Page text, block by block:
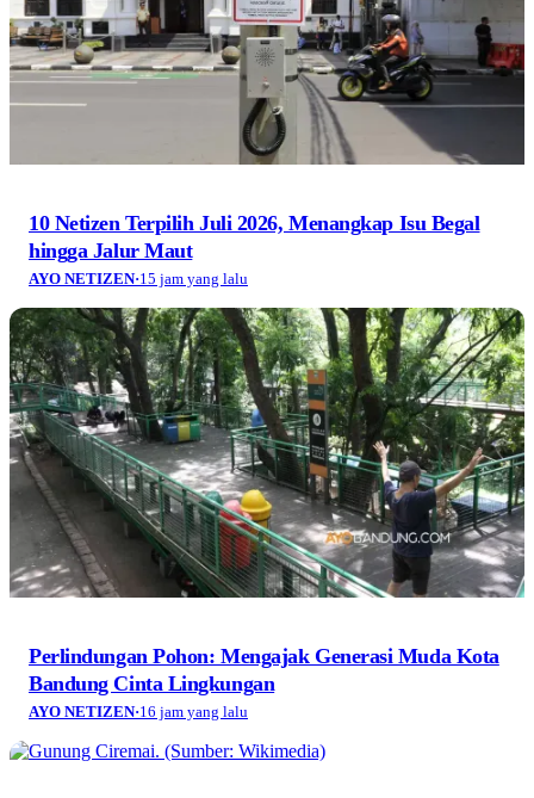
10 Netizen Terpilih Juli 2026, Menangkap Isu Begal
hingga Jalur Maut
AYO NETIZEN·15 jam yang lalu
Perlindungan Pohon: Mengajak Generasi Muda Kota
Bandung Cinta Lingkungan
AYO NETIZEN·16 jam yang lalu